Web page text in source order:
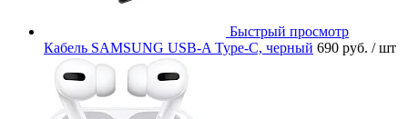
Быстрый просмотр
Кабель SAMSUNG USB-A Type-C, черный 690 руб. / шт